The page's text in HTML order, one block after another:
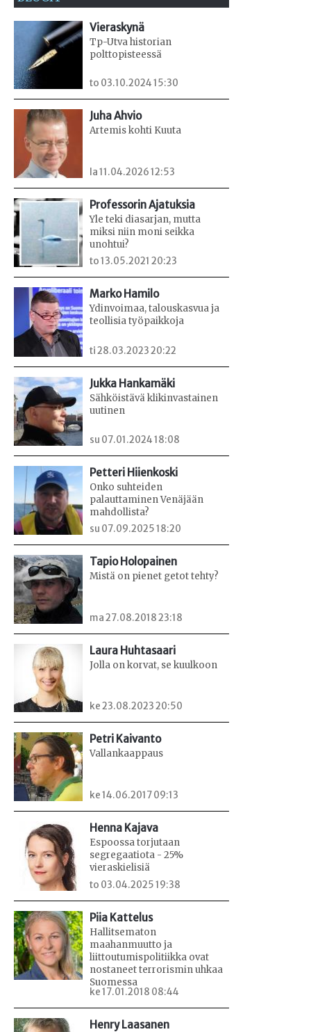
Vieraskynä
Tp-Utva historian
polttopisteessä
to 03.10.2024 15:30
Juha Ahvio
Artemis kohti Kuuta
la 11.04.2026 12:53
Professorin Ajatuksia
Yle teki diasarjan, mutta
miksi niin moni seikka
unohtui?
to 13.05.2021 20:23
Marko Hamilo
Ydinvoimaa, talouskasvua ja
teollisia työpaikkoja
ti 28.03.2023 20:22
Jukka Hankamäki
Sähköistävä klikinvastainen
uutinen
su 07.01.2024 18:08
Petteri Hiienkoski
Onko suhteiden
palauttaminen Venäjään
mahdollista?
su 07.09.2025 18:20
Tapio Holopainen
Mistä on pienet getot tehty?
ma 27.08.2018 23:18
Laura Huhtasaari
Jolla on korvat, se kuulkoon
ke 23.08.2023 20:50
Petri Kaivanto
Vallankaappaus
ke 14.06.2017 09:13
Henna Kajava
Espoossa torjutaan
segregaatiota - 25%
vieraskielisiä
to 03.04.2025 19:38
Piia Kattelus
Hallitsematon
maahanmuutto ja
liittoutumispolitiikka ovat
nostaneet terrorismin uhkaa
Suomessa
ke 17.01.2018 08:44
Henry Laasanen